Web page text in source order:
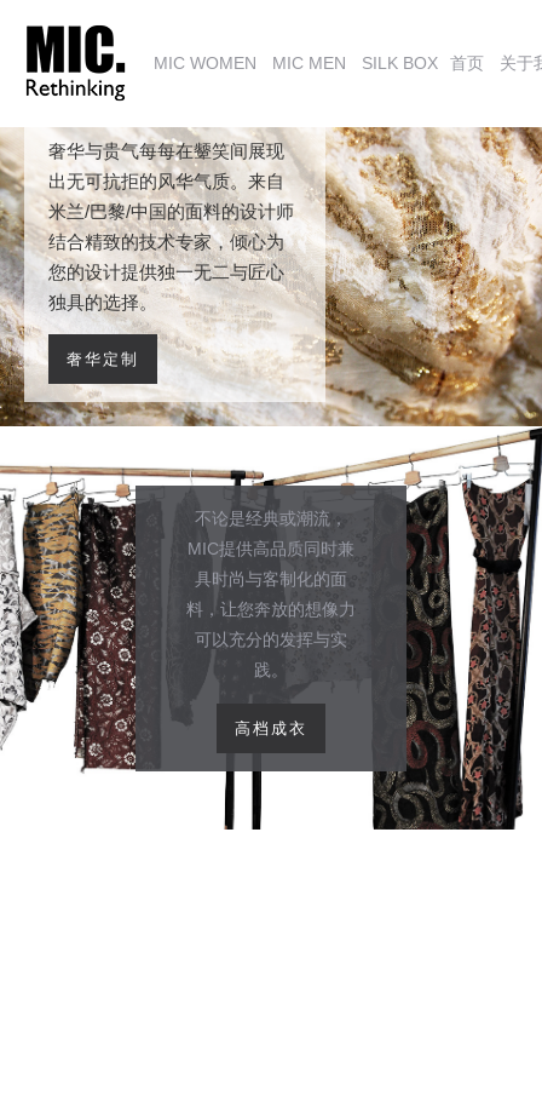
MIC WOMEN MIC MEN SILK BOX 首页 关于
奢华定制
奢华与贵气每每在颦笑间展现
出无可抗拒的风华气质。来自
米兰/巴黎/中国的面料的设计师
结合精致的技术专家，倾心为
您的设计提供独一无二与匠心
独具的选择。
不论是经典或潮流，
MIC提供高品质同时兼
具时尚与客制化的面
料，让您奔放的想像力
可以充分的发挥与实
践。
高档成衣